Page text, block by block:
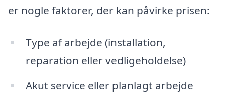
er nogle faktorer, der kan påvirke prisen:
Type af arbejde (installation,
reparation eller vedligeholdelse)
Akut service eller planlagt arbejde